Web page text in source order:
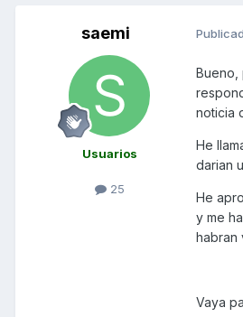
saemi
Usuarios
25
Bueno,
noticia
He
darian
He
y me
habran
Vaya